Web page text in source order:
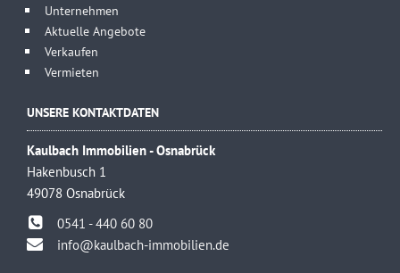
Unternehmen
Aktuelle Angebote
Verkaufen
Vermieten
UNSERE KONTAKTDATEN
Kaulbach Immobilien - Osnabrück
Hakenbusch 1
49078 Osnabrück
0541 - 440 60 80
info@kaulbach-immobilien.de